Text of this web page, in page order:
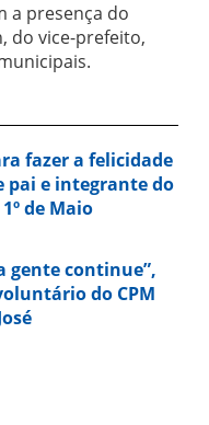
a presença do
do vice-prefeito,
fazer a felicidade
pai e integrante do
de Maio
gente continue”,
do CPM